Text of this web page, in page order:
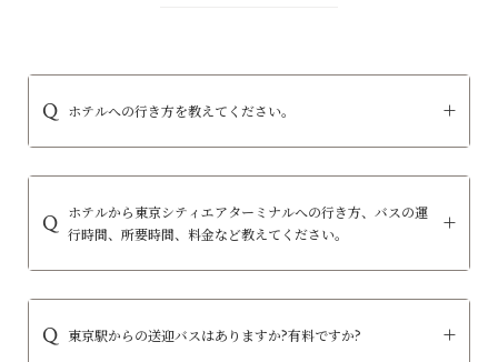
ホテルへの行き方を教えてください。
ホテルから東京シティエアターミナルへの行き方、バスの運
行時間、所要時間、料金など教えてください。
東京駅からの送迎バスはありますか?有料ですか?